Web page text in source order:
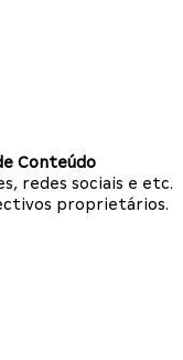
Conteúdo
redes sociais e etc.
proprietários.